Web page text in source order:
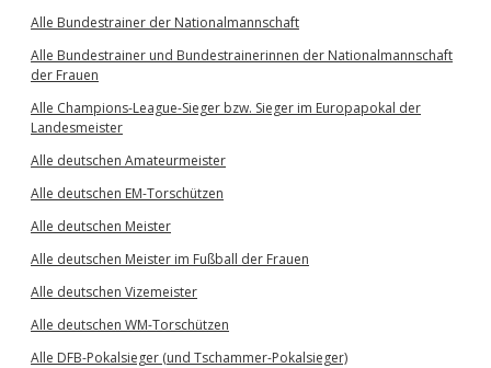
Alle Bundestrainer der Nationalmannschaft
Alle Bundestrainer und Bundestrainerinnen der Nationalmannschaft
der Frauen
Alle Champions-League-Sieger bzw. Sieger im Europapokal der
Landesmeister
Alle deutschen Amateurmeister
Alle deutschen EM-Torschützen
Alle deutschen Meister
Alle deutschen Meister im Fußball der Frauen
Alle deutschen Vizemeister
Alle deutschen WM-Torschützen
Alle DFB-Pokalsieger (und Tschammer-Pokalsieger)